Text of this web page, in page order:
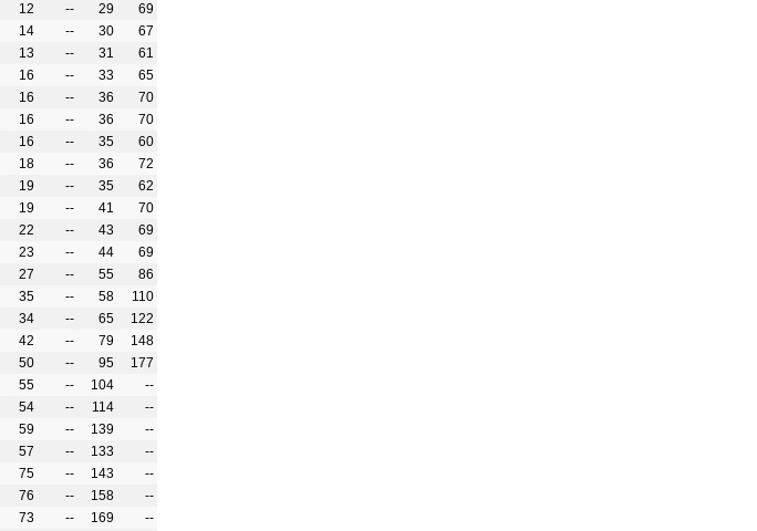
12 -- 29
69
14 -- 30
67
13 -- 31
61
16 -- 33
65
16 -- 36
70
16 -- 36
70
16 -- 35
60
18 -- 36
72
19 -- 35
62
19 -- 41
70
22 -- 43
69
23 -- 44
69
27 -- 55
86
35 -- 58
110
34 -- 65
122
42 -- 79
148
50 -- 95
177
55 -- 104
--
54 -- 114
--
59 -- 139
--
57 -- 133
--
75 -- 143
--
76 -- 158
--
73 -- 169
--